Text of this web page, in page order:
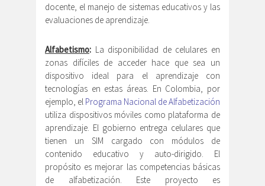
docente, el manejo de sistemas educativos y las
evaluaciones de aprendizaje.
Alfabetismo: La disponibilidad de celulares en
zonas difíciles de acceder hace que sea un
dispositivo ideal para el aprendizaje con
tecnologías en estas áreas. En Colombia, por
ejemplo, el Programa Nacional de Alfabetización
utiliza dispositivos móviles como plataforma de
aprendizaje. El gobierno entrega celulares que
tienen un SIM cargado con módulos de
contenido educativo y auto-dirigido. El
propósito es mejorar las competencias básicas
de alfabetización. Este proyecto es